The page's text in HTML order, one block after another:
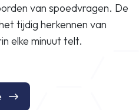
van spoedvragen. De
tijdig herkennen van
elke minuut telt.